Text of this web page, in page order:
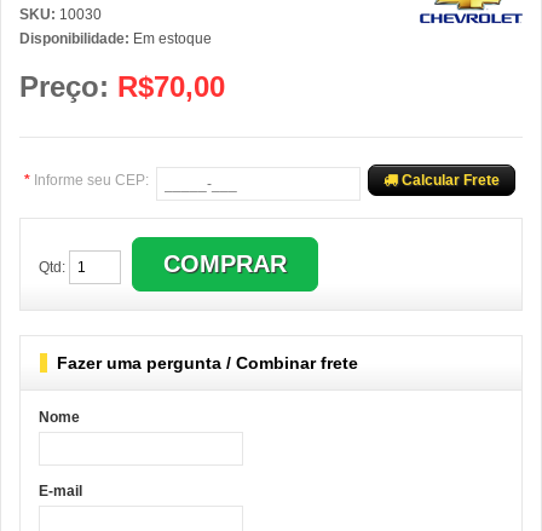
SKU: 10030
Disponibilidade: Em estoque
Preço: R$70,00
* Informe seu CEP: Calcular Frete
Qtd:
Fazer uma pergunta / Combinar frete
Nome
E-mail